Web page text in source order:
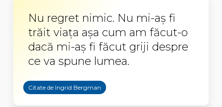
Nu regret nimic. Nu mi-aș fi
trăit viața așa cum am făcut-o
dacă mi-aș fi făcut griji despre
ce va spune lumea.
Citate de Ingrid Bergman